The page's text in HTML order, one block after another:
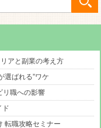
アと副業の考え方
選ばれる”ワケ
リ職への影響
ド
転職攻略セミナー